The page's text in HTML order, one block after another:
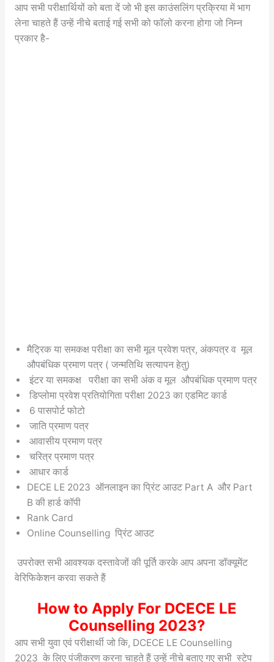
आप सभी परीक्षार्थियों को बता दें जो भी इस काउंसलिंग प्रक्रिया में भाग
लेना चाहते हैं उन्हें नीचे बताई गई सभी को फॉलो करना होगा जो निम्न
प्रकार है-
मैट्रिक या समकक्ष परीक्षा का सभी मूल प्रवेश पत्र, अंकपत्र व मूल
औपबंधिक प्रमाण पत्र ( जन्मतिथि सत्यापन हेतु)
इंटर या समकक्ष परीक्षा का सभी अंक व मूल औपबंधिक प्रमाण पत्र
डिप्लोमा प्रवेश प्रतियोगिता परीक्षा 2023 का एडमिट कार्ड
6 पासपोर्ट फोटो
जाति प्रमाण पत्र
आवासीय प्रमाण पत्र
चरित्र प्रमाण पत्र
आधार कार्ड
DECE LE 2023 ऑनलाइन का प्रिंट आउट Part A और Part
B की हार्ड कॉपी
Rank Card
Online Counselling प्रिंट आउट
उपरोक्त सभी आवश्यक दस्तावेजों की पूर्ति करके आप अपना डॉक्यूमेंट
वेरिफिकेशन करवा सकते हैं
How to Apply For DCECE LE
Counselling 2023?
आप सभी युवा एवं परीक्षार्थी जो कि, DCECE LE Counselling
2023 के लिए पंजीकरण करना चाहते हैं उन्हें नीचे बताए गए सभी स्टेप